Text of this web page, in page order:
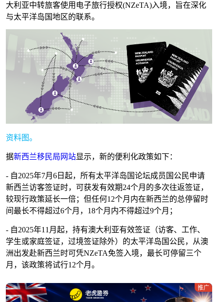
大利亚中转旅客使用电子旅行授权(NZeTA)入境，旨在深化
与太平洋岛国地区的联系。
资料图。
据新西兰移民局网站显示，新的便利化政策如下：
- 自2025年7月6日起，所有太平洋岛国论坛成员国公民申请
新西兰访客签证时，可获发有效期24个月的多次往返签证，
较现行政策延长一倍；但任何12个月内在新西兰的总停留时
间最长不得超过6个月，18个月内不得超过9个月；
- 自2025年11月起，持有澳大利亚有效签证（访客、工作、
学生或家庭签证，过境签证除外）的太平洋岛国公民，从澳
洲出发赴新西兰时可凭NZeTA免签入境，最长可停留三个
月，该政策将试行12个月。
推广